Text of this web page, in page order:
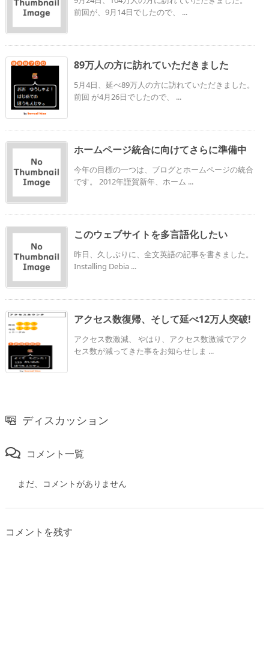
前回が、9月14日でしたので、 ...
89万人の方に訪れていただきました
5月4日、延べ89万人の方に訪れていただきました。
前回 が4月26日でしたので、 ...
ホームページ統合に向けてさらに準備中
今年の目標の一つは、ブログとホームページの統合
です。 2012年謹賀新年、ホーム ...
このウェブサイトを多言語化したい
昨日、久しぶりに、全文英語の記事を書きました。
Installing Debia ...
アクセス数復帰、そして延べ12万人突破!
アクセス数激減、 やはり、アクセス数激減でアク
セス数が減ってきた事をお知らせしま ...
ディスカッション
コメント一覧
まだ、コメントがありません
コメントを残す